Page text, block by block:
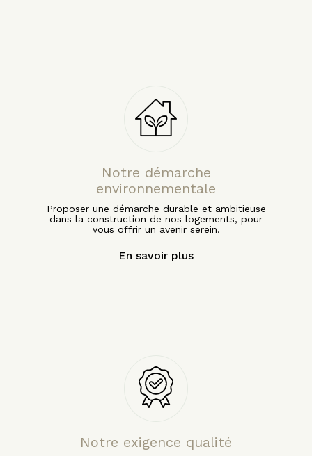
Notre démarche
environnementale
Proposer une démarche durable et ambitieuse
dans la construction de nos logements, pour
vous offrir un avenir serein.
En savoir plus
Notre exigence qualité